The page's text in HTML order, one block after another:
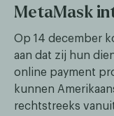
MetaMask
Op 14 december
aan dat zij hun
online payment
kunnen
rechtstreeks